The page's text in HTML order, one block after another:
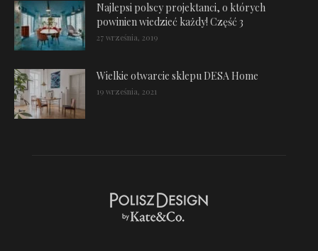
Najlepsi polscy projektanci, o których
powinien wiedzieć każdy! Część 3
27 września, 2019
Wielkie otwarcie sklepu DESA Home
19 września, 2021